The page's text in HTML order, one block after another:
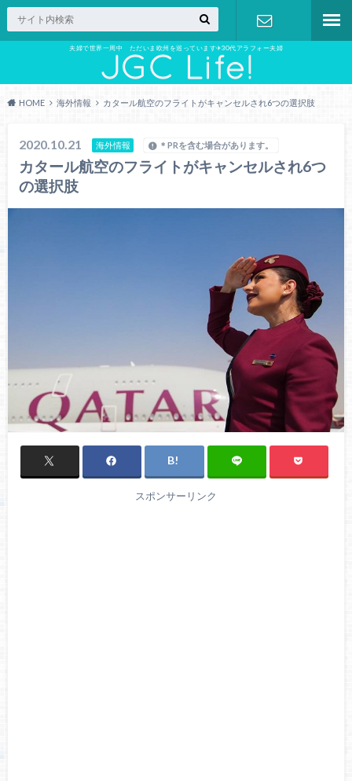
夫婦で世界一周中 ただいま欧州を巡っています✈︎30代アラフォー夫婦
お問い合わ
せ
HOME 海外情報 カタール航空のフライトがキャンセルされ6つの選択肢
2020.10.21 海外情報 ＊PRを含む場合があります。
カタール航空のフライトがキャンセルされ6つ
の選択肢
スポンサーリンク